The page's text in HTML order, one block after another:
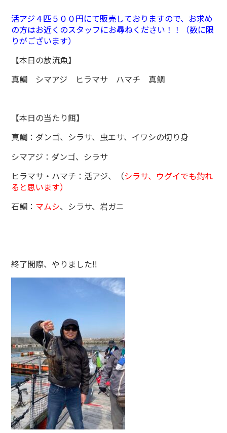
活アジ４匹５００円にて販売しておりますので、お求め
の方はお近くのスタッフにお尋ねください！！（数に限
りがございます）
【本日の放流魚】
真鯛 シマアジ ヒラマサ ハマチ 真鯛
【本日の当たり餌】
真鯛：ダンゴ、シラサ、虫エサ、イワシの切り身
シマアジ：ダンゴ、シラサ
ヒラマサ・ハマチ：活アジ、（シラサ、ウグイでも釣れ
ると思います）
石鯛： マムシ、シラサ、岩ガニ
終了間際、やりました‼